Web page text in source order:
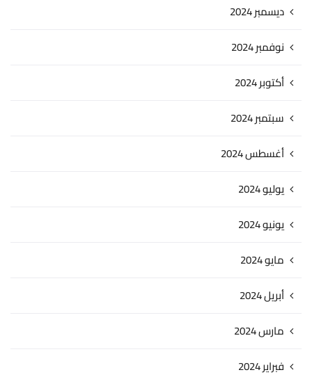
ديسمبر 2024
نوفمبر 2024
أكتوبر 2024
سبتمبر 2024
أغسطس 2024
يوليو 2024
يونيو 2024
مايو 2024
أبريل 2024
مارس 2024
فبراير 2024